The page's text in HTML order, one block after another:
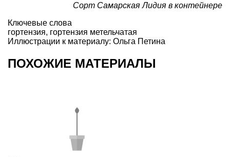
Сорт Самарская Лидия в контейнере
Ключевые слова
гортензия, гортензия метельчатая
Иллюстрации к материалу: Ольга Петина
ПОХОЖИЕ МАТЕРИАЛЫ